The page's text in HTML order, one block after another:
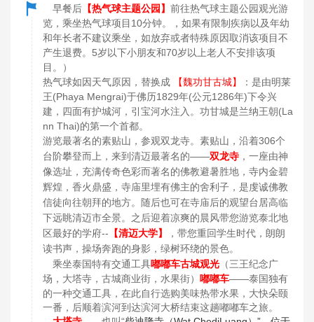
早餐后 【热气球主题公园 】 前往热气球主题公园观光游
览，乘坐热气球项目10分钟。，如果有限制疾病以及年幼
和年长者不建议乘坐，如放弃或者特殊原因取消该项目不
产生退费。5岁以下小朋友和70岁以上老人不安排该项
目。）
热气球如因天气原因，替换成
【魏功甘古城】
：是由明莱
王(Phaya Mengrai)于佛历1829年(公元1286年)下令兴
建，四面有护城河，引宝河水注入。功甘城是兰纳王朝(La
nn Thai)的第一个首都。
游览最著名的素贴山，参观双龙寺。素贴山，沿着306个
台阶攀登而上，来到清迈最著名的——双龙寺 ，一座由神
像选址，充满传奇色彩而著名的佛教避暑胜地，寺内金碧
辉煌，香火鼎盛，寺庙里埋有佛主的舍利子，是虔诚佛教
信徒向往朝拜的地方。随后也可在寺庙后的观望台居高临
下远眺清迈市全景。之后迎着凉爽的晨风带您游览泰北地
区最好的学府-- 【清迈大学】
，带您重回学生时代，朗朗
读书声，操场奔跑的身影，绿树环绕的景色。
乘坐泰国特有交通工具嘟嘟车古城观光 （三王纪念广
场，大塔寺，古城商业街，水果街） 嘟嘟车——泰国独有
的一种交通工具，在此自行选购美味热带水果，大快朵颐
一番，后顺着滨河到达滨河大桥结束这趟嘟嘟车之旅。